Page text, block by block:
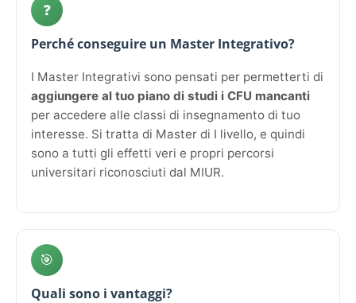
❓
Perché conseguire un Master Integrativo?
I Master Integrativi sono pensati per permetterti di
aggiungere al tuo piano di studi i CFU mancanti
per accedere alle classi di insegnamento di tuo
interesse. Si tratta di Master di I livello, e quindi
sono a tutti gli effetti veri e propri percorsi
universitari riconosciuti dal MIUR.
🎯
Quali sono i vantaggi?